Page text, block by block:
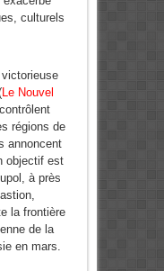
culturels
Le Nouvel
régions de
annoncent
objectif est
à près
la frontière
de la
en mars.